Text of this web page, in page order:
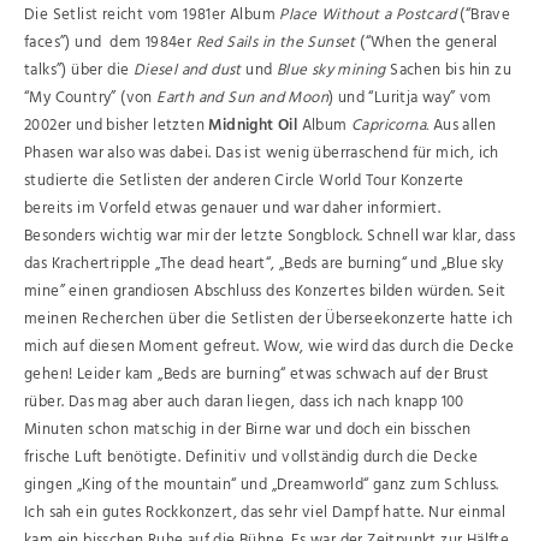
Die Setlist reicht vom 1981er Album Place Without a Postcard(“Brave
faces”) und dem 1984er Red Sails in the Sunset(“When the general
talks”) über die Diesel and dustund Blue sky miningSachen bis hin zu
“My Country” (von Earth and Sun and Moon) und “Luritja way” vom
2002er und bisher letztenMidnight OilAlbum Capricorna.Aus allen
Phasen war also was dabei. Das ist wenig überraschend für mich, ich
studierte die Setlisten der anderen Circle World Tour Konzerte
bereits im Vorfeld etwas genauer und war daher informiert.
Besonders wichtig war mir der letzte Songblock. Schnell war klar, dass
das Krachertripple „The dead heart“, „Beds are burning“ und „Blue sky
mine” einen grandiosen Abschluss des Konzertes bilden würden. Seit
meinen Recherchen über die Setlisten der Überseekonzerte hatte ich
mich auf diesen Moment gefreut. Wow, wie wird das durch die Decke
gehen! Leider kam „Beds are burning“ etwas schwach auf der Brust
rüber. Das mag aber auch daran liegen, dass ich nach knapp 100
Minuten schon matschig in der Birne war und doch ein bisschen
frische Luft benötigte. Definitiv und vollständig durch die Decke
gingen „King of the mountain“ und „Dreamworld“ ganz zum Schluss.
Ich sah ein gutes Rockkonzert, das sehr viel Dampf hatte. Nur einmal